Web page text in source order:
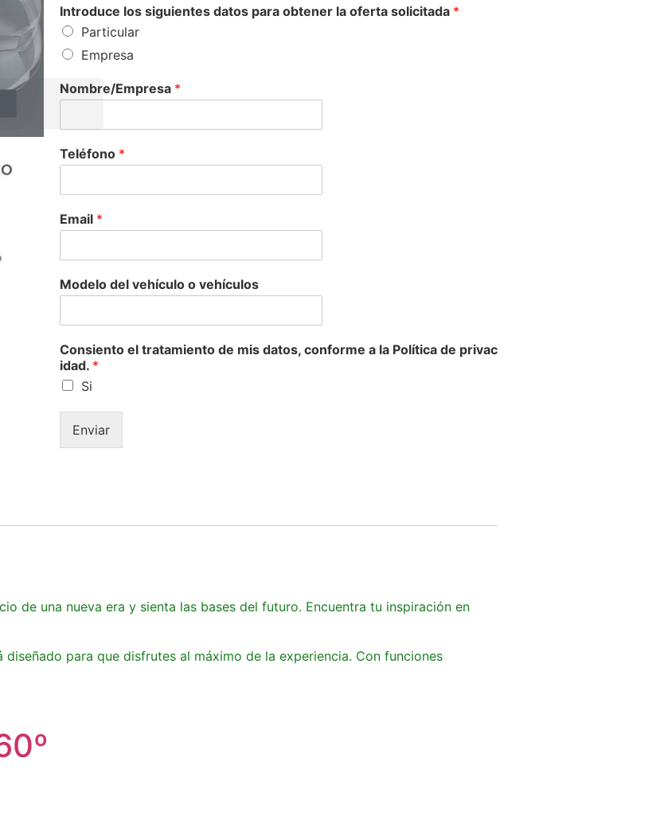
Introduce los siguientes datos para obtener la oferta solicitada *
Particular
Empresa
Nombre/Empresa *
Teléfono *
Email *
Modelo del vehículo o vehículos
Consiento el tratamiento de mis datos, conforme a la Política de privac
idad. *
Si
Enviar
de una nueva era y sienta las bases del futuro. Encuentra tu inspiración en
para que disfrutes al máximo de la experiencia. Con funciones